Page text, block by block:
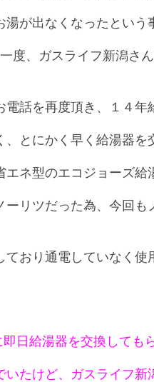
が出なくなったとい
度、ガスライフ新潟さ
話を再度頂き、１４
とにかく早く給湯器
ネ型のエコジョーズ
ーリツだった為、今回
おり通電していなく
日給湯器を交換しても
いたけど、ガスライフ